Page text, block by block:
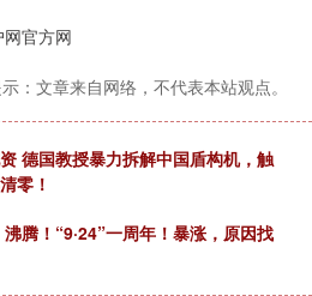
官方网
：文章来自网络，不代表本站观点。
德国教授暴力拆解中国盾构机，触
零！
腾！“9·24”一周年！暴涨，原因找